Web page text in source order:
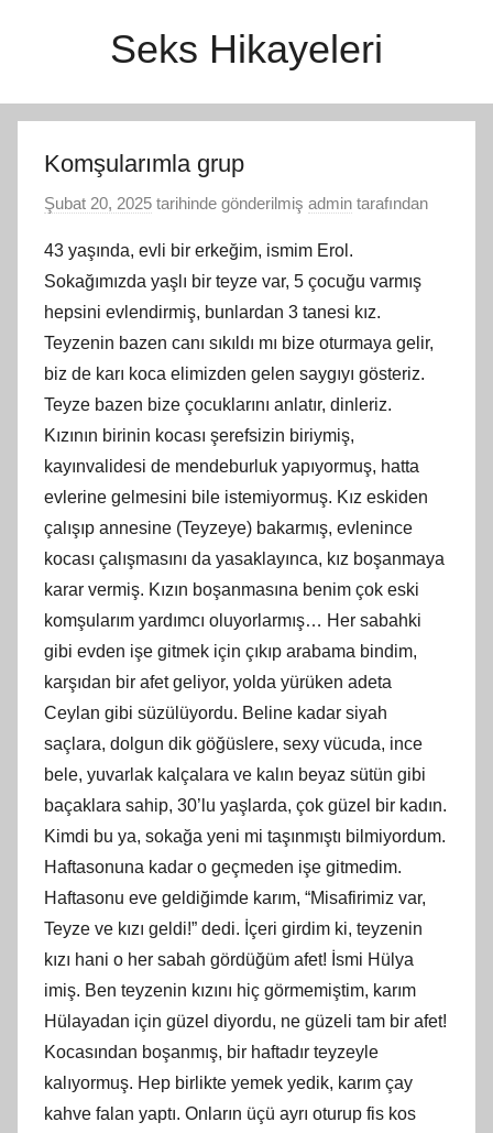
Seks Hikayeleri
Komşularımla grup
Şubat 20, 2025 tarihinde gönderilmiş admin tarafından
43 yaşında, evli bir erkeğim, ismim Erol.
Sokağımızda yaşlı bir teyze var, 5 çocuğu varmış
hepsini evlendirmiş, bunlardan 3 tanesi kız.
Teyzenin bazen canı sıkıldı mı bize oturmaya gelir,
biz de karı koca elimizden gelen saygıyı gösteriz.
Teyze bazen bize çocuklarını anlatır, dinleriz.
Kızının birinin kocası şerefsizin biriymiş,
kayınvalidesi de mendeburluk yapıyormuş, hatta
evlerine gelmesini bile istemiyormuş. Kız eskiden
çalışıp annesine (Teyzeye) bakarmış, evlenince
kocası çalışmasını da yasaklayınca, kız boşanmaya
karar vermiş. Kızın boşanmasına benim çok eski
komşularım yardımcı oluyorlarmış… Her sabahki
gibi evden işe gitmek için çıkıp arabama bindim,
karşıdan bir afet geliyor, yolda yürüken adeta
Ceylan gibi süzülüyordu. Beline kadar siyah
saçlara, dolgun dik göğüslere, sexy vücuda, ince
bele, yuvarlak kalçalara ve kalın beyaz sütün gibi
baçaklara sahip, 30’lu yaşlarda, çok güzel bir kadın.
Kimdi bu ya, sokağa yeni mi taşınmıştı bilmiyordum.
Haftasonuna kadar o geçmeden işe gitmedim.
Haftasonu eve geldiğimde karım, “Misafirimiz var,
Teyze ve kızı geldi!” dedi. İçeri girdim ki, teyzenin
kızı hani o her sabah gördüğüm afet! İsmi Hülya
imiş. Ben teyzenin kızını hiç görmemiştim, karım
Hülayadan için güzel diyordu, ne güzeli tam bir afet!
Kocasından boşanmış, bir haftadır teyzeyle
kalıyormuş. Hep birlikte yemek yedik, karım çay
kahve falan yaptı. Onların üçü ayrı oturup fis kos